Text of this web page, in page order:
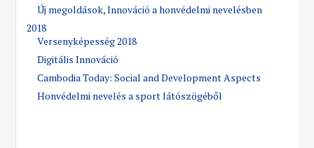
Új megoldások, Innováció a honvédelmi nevelésben
2018
Versenyképesség 2018
Digitális Innováció
Cambodia Today: Social and Development Aspects
Honvédelmi nevelés a sport látószögéből